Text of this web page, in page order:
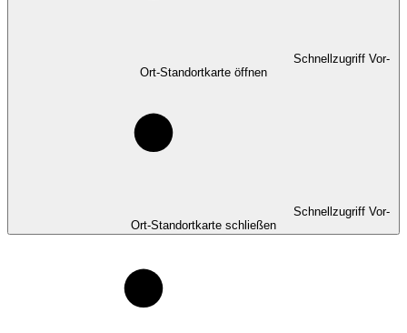
Schnellzugriff Vor-
Ort-Standortkarte öffnen
Schnellzugriff Vor-
Ort-Standortkarte schließen